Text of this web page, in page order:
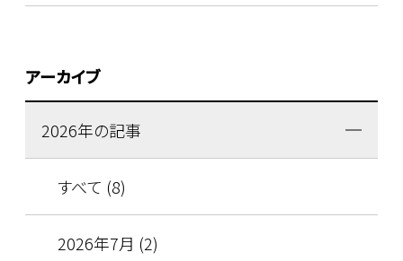
アーカイブ
2026年の記事
すべて (8)
2026年7月 (2)